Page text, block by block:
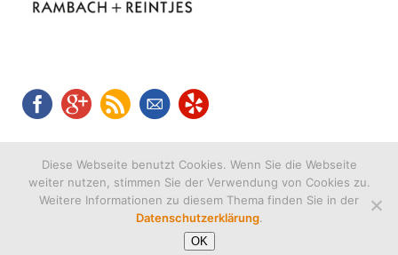
Optik R Rambach + Reintjes
Diese Webseite benutzt Cookies. Wenn Sie die Webseite
weiter nutzen, stimmen Sie der Verwendung von Cookies zu.
Weitere Informationen zu diesem Thema finden Sie in der
Datenschutzerklärung.
OK